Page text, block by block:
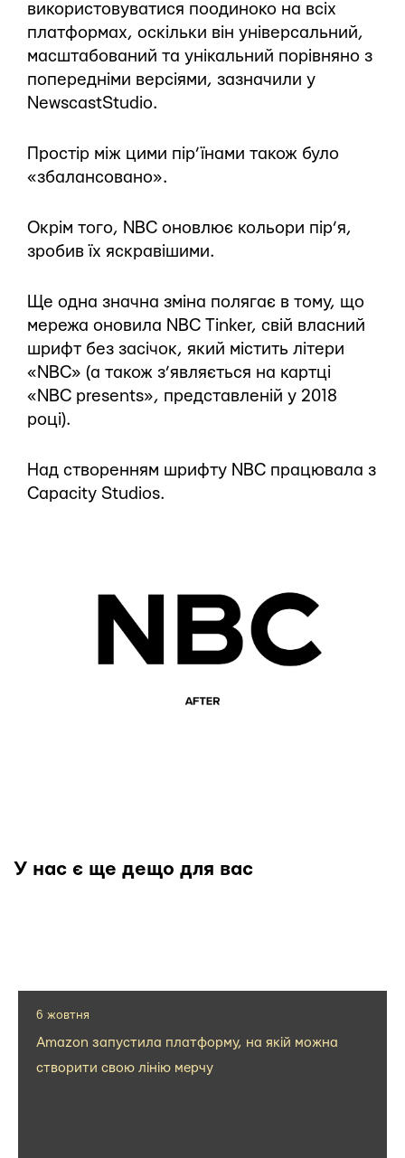
використовуватися поодиноко на всіх
платформах, оскільки він універсальний,
масштабований та унікальний порівняно з
попередніми версіями, зазначили у
NewscastStudio.
Простір між цими пір’їнами також було
«збалансовано».
Окрім того, NBC оновлює кольори пір’я,
зробив їх яскравішими.
Ще одна значна зміна полягає в тому, що
мережа оновила NBC Tinker, свій власний
шрифт без засічок, який містить літери
«NBC» (а також з’являється на картці
«NBC presents», представленій у 2018
році).
Над створенням шрифту NBC працювала з
Capacity Studios.
У нас є ще дещо для вас
6 жовтня
Amazon запустила платформу, на якій можна
створити свою лінію мерчу